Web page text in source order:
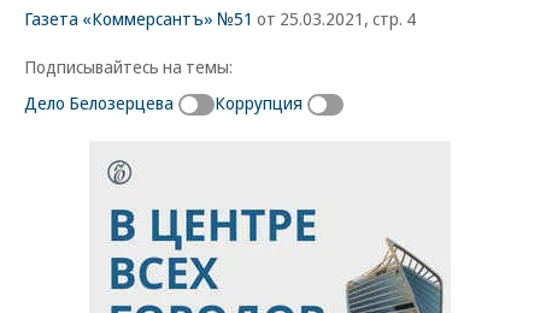
Газета «Коммерсантъ» №51 от 25.03.2021, стр. 4
Подписывайтесь на темы:
Дело Белозерцева
Коррупция